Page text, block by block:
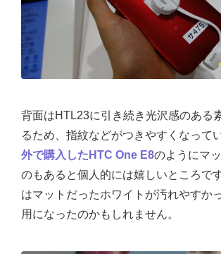
背面はHTL23に引き続き光沢感のある
るため、指紋などがつきやすくなって
外で購入したHTC One E8のようにマ
のもあると個人的には嬉しいところで
はマットだったホワイトが汚れやすか
用になったのかもしれません。